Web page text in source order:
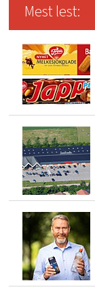
Mest lest: